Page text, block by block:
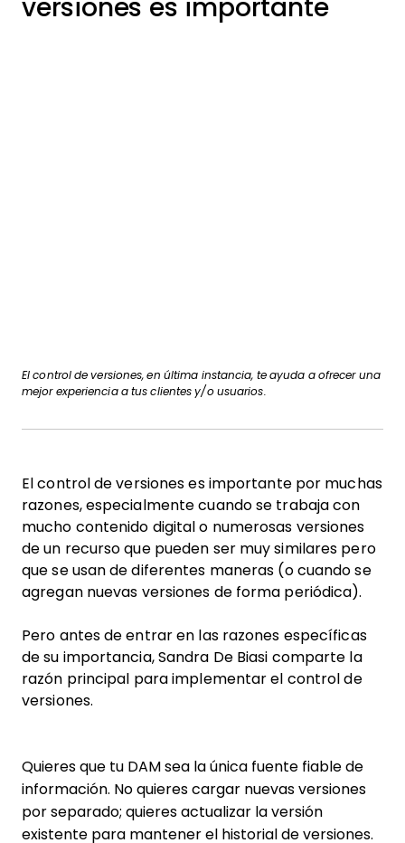
versiones es importante
El control de versiones, en última instancia, te ayuda a ofrecer una
mejor experiencia a tus clientes y/o usuarios.
El control de versiones es importante por muchas
razones, especialmente cuando se trabaja con
mucho contenido digital o numerosas versiones
de un recurso que pueden ser muy similares pero
que se usan de diferentes maneras (o cuando se
agregan nuevas versiones de forma periódica).
Pero antes de entrar en las razones específicas
de su importancia, Sandra De Biasi comparte la
razón principal para implementar el control de
versiones.
Quieres que tu DAM sea la única fuente fiable de
información. No quieres cargar nuevas versiones
por separado; quieres actualizar la versión
existente para mantener el historial de versiones.